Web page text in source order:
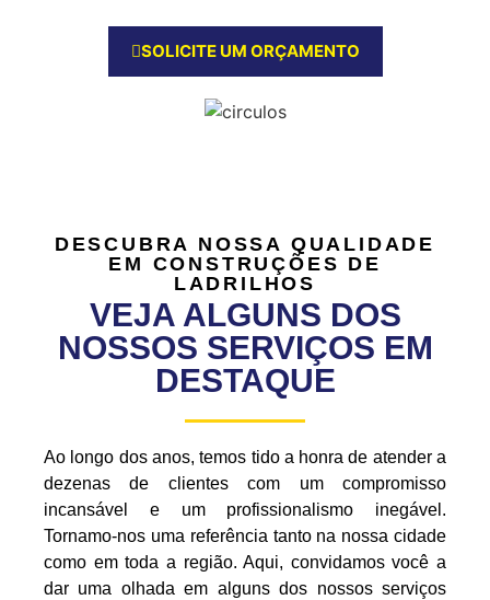
SOLICITE UM ORÇAMENTO
DESCUBRA NOSSA QUALIDADE
EM CONSTRUÇÕES DE
LADRILHOS
VEJA ALGUNS DOS
NOSSOS SERVIÇOS EM
DESTAQUE
Ao longo dos anos, temos tido a honra de atender a
dezenas de clientes com um compromisso
incansável e um profissionalismo inegável.
Tornamo-nos uma referência tanto na nossa cidade
como em toda a região. Aqui, convidamos você a
dar uma olhada em alguns dos nossos serviços